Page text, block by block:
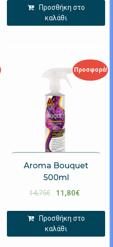
Προσθήκη στο
καλάθι
Προσφορά!
Aroma Bouquet
500ml
14,75€ 11,80€
Προσθήκη στο
καλάθι